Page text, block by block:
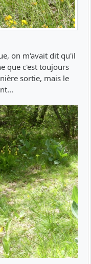
on m'avait dit qu'il
que c'est toujours
sortie, mais le